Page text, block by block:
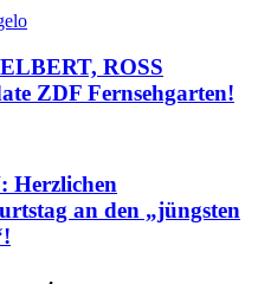
ROSS
ZDF Fernsehgarten!
Herzlichen
an den „jüngsten